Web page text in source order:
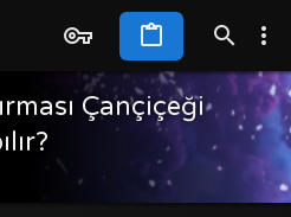
Çançiçeği